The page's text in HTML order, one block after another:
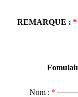
REMARQUE : *
Nom : *